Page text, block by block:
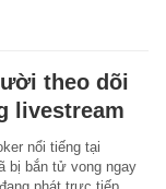
theo dõi
livestream
nổi tiếng tại
bị bắn tử vong ngay